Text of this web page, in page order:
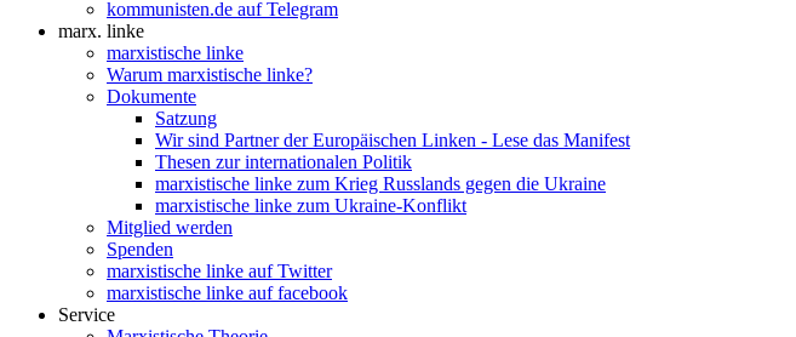
kommunisten.de auf Telegram
marx. linke
marxistische linke
Warum marxistische linke?
Dokumente
Satzung
Wir sind Partner der Europäischen Linken - Lese das Manifest
Thesen zur internationalen Politik
marxistische linke zum Krieg Russlands gegen die Ukraine
marxistische linke zum Ukraine-Konflikt
Mitglied werden
Spenden
marxistische linke auf Twitter
marxistische linke auf facebook
Service